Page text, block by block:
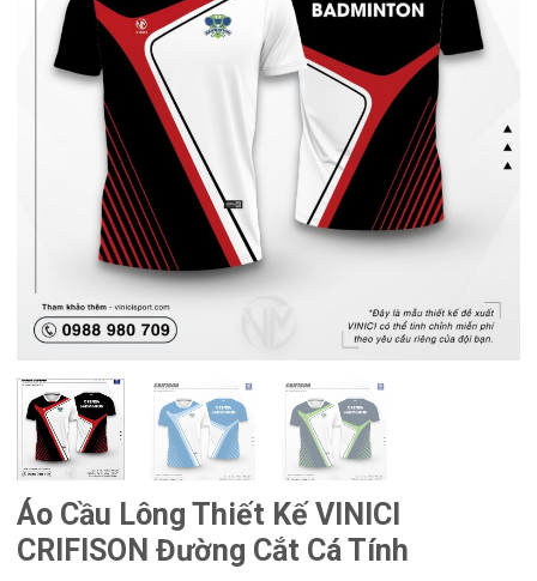
Áo Cầu Lông Thiết Kế VINICI
CRIFISON Đường Cắt Cá Tính